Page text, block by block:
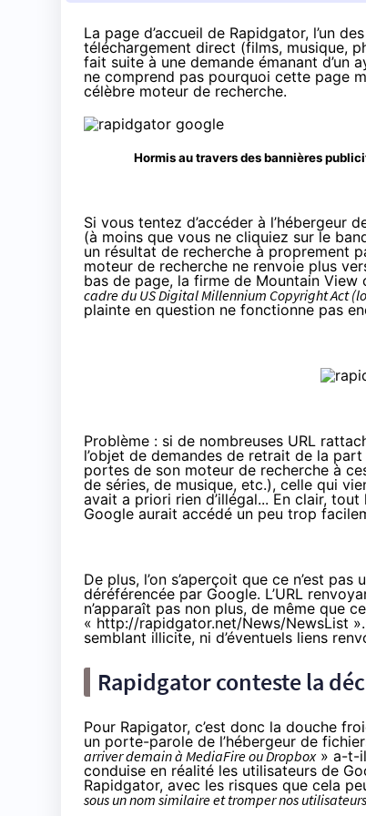
La page d’accueil de Rapidgator, l’un
téléchargement direct (films, musique,
fait suite à une demande émanant d’un
ne comprend pas pourquoi cette page
célèbre moteur de recherche.
Hormis au travers des bannières
Si vous tentez d’accéder à l’hébergeur
(à moins que vous ne cliquiez sur le
un résultat de recherche à proprement
moteur de recherche ne renvoie plus
bas de page, la firme de Mountain
cadre du US Digital Millennium Copyright Act
plainte en question ne fonctionne pas
Problème : si de nombreuses URL
l’objet de demandes de retrait de la
portes de son moteur de recherche à
de séries, de musique, etc.), celle qui
avait a priori rien d’illégal... En clair, tout
Google aurait accédé un peu trop
De plus, l’on s’aperçoit que ce n’est
déréférencée par Google. L’URL
n’apparaît pas non plus, de même que
« http://rapidgator.net/News/NewsList
semblant illicite, ni d’éventuels liens
Rapidgator conteste la
Pour Rapigator, c’est donc la douche
un porte-parole de l’hébergeur de
arriver demain à MediaFire ou Dropbox» a-t-il
conduise en réalité les utilisateurs de
Rapidgator, avec les risques que cela
sous un nom similaire et tromper nos utilisateurs